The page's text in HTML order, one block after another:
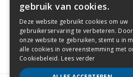
LELIEGAARDE 22,
02/238.10.11
gebruik van cookies.
Deze website gebruikt cookies om uw
gebruikerservaring te verbeteren. Door
onze website te gebruiken, stemt u in
alle cookies in overeenstemming met
Cookiebeleid. Lees verder